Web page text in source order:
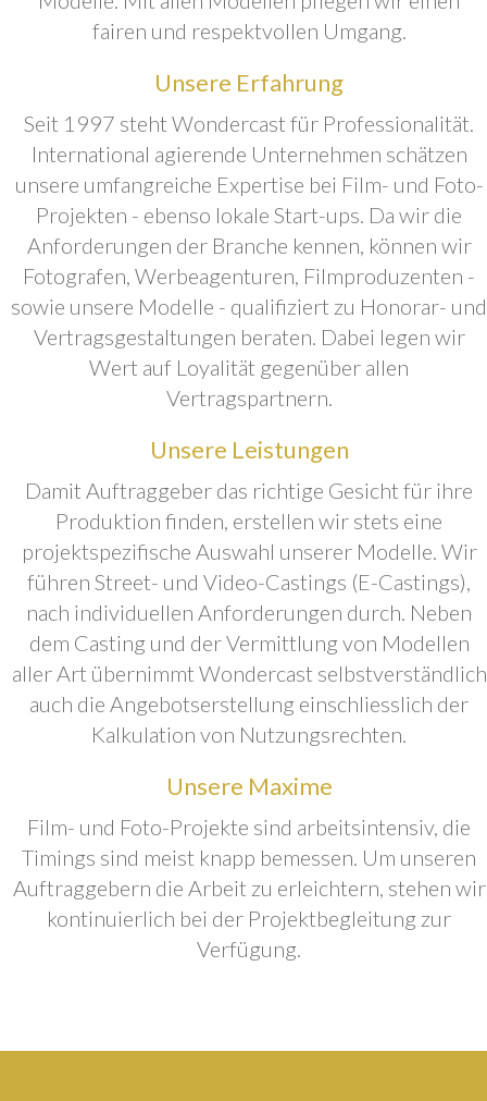
fairen und respektvollen Umgang.
Unsere Erfahrung
Seit 1997 steht Wondercast für Professionalität.
International agierende Unternehmen schätzen
unsere umfangreiche Expertise bei Film- und Foto-
Projekten - ebenso lokale Start-ups. Da wir die
Anforderungen der Branche kennen, können wir
Fotografen, Werbeagenturen, Filmproduzenten -
sowie unsere Modelle - qualifiziert zu Honorar- und
Vertragsgestaltungen beraten. Dabei legen wir
Wert auf Loyalität gegenüber allen
Vertragspartnern.
Unsere Leistungen
Damit Auftraggeber das richtige Gesicht für ihre
Produktion finden, erstellen wir stets eine
projektspezifische Auswahl unserer Modelle. Wir
führen Street- und Video-Castings (E-Castings),
nach individuellen Anforderungen durch. Neben
dem Casting und der Vermittlung von Modellen
aller Art übernimmt Wondercast selbstverständlich
auch die Angebotserstellung einschliesslich der
Kalkulation von Nutzungsrechten.
Unsere Maxime
Film- und Foto-Projekte sind arbeitsintensiv, die
Timings sind meist knapp bemessen. Um unseren
Auftraggebern die Arbeit zu erleichtern, stehen wir
kontinuierlich bei der Projektbegleitung zur
Verfügung.